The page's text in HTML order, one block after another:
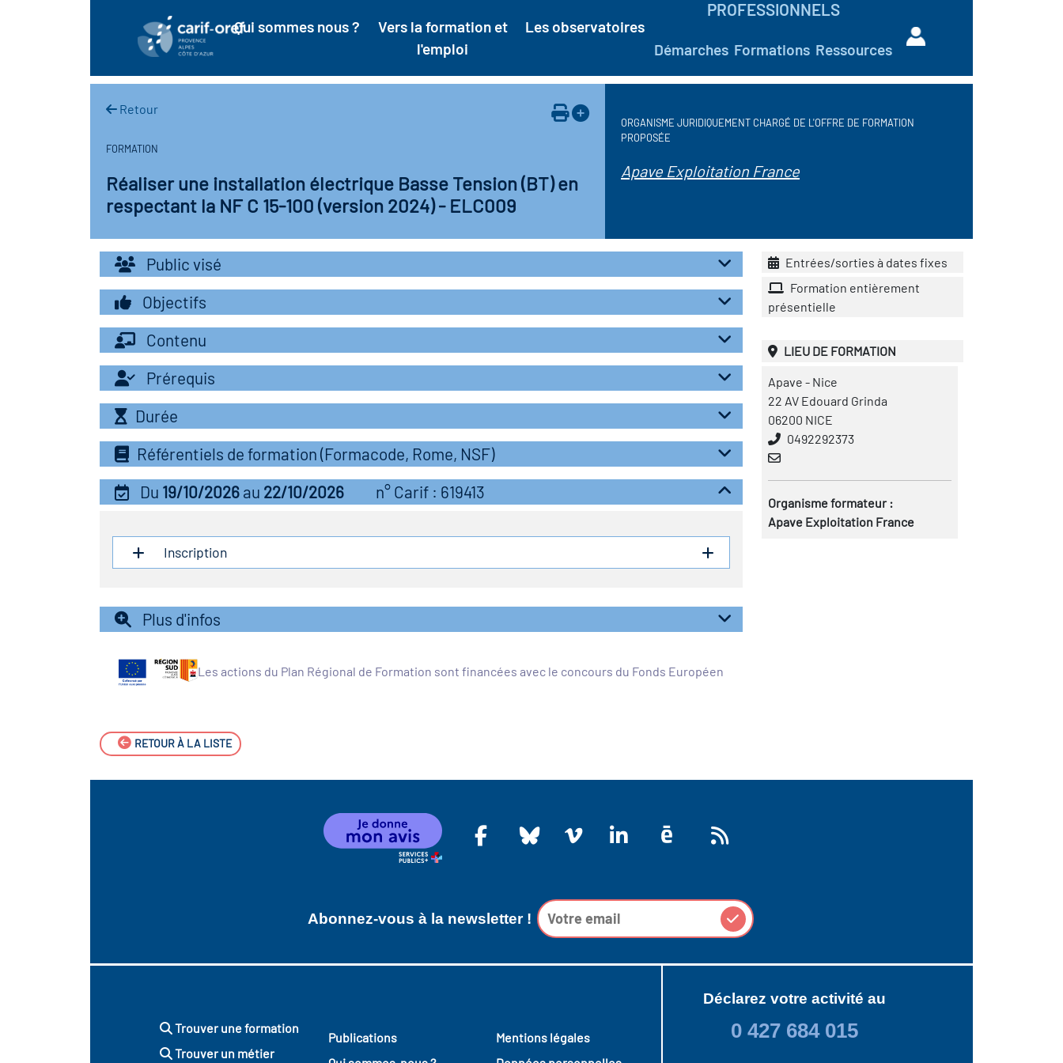
Qui sommes nous ?
Vers la formation et
l'emploi
Les observatoires
PROFESSIONNELS
Démarches Formations Ressources
Retour
FORMATION
Réaliser une installation électrique Basse Tension (BT) en
respectant la NF C 15-100 (version 2024) - ELC009
ORGANISME JURIDIQUEMENT CHARGÉ DE L'OFFRE DE FORMATION
PROPOSÉE
Apave Exploitation France
Public visé
Objectifs
Contenu
Prérequis
Durée
Référentiels de formation (Formacode, Rome, NSF)
Du 19/10/2026 au 22/10/2026 n° Carif : 619413
Inscription
Plus d'infos
Les actions du Plan Régional de Formation sont financées avec le concours du Fonds Européen
Entrées/sorties à dates fixes
Formation entièrement
présentielle
LIEU DE FORMATION
Apave - Nice
22 AV Edouard Grinda
06200 NICE
0492292373
Organisme formateur :
Apave Exploitation France
RETOUR À LA LISTE
Abonnez-vous à la newsletter !
Trouver une formation
Trouver un métier
Publications
Mentions légales
Déclarez votre activité au
0 427 684 015